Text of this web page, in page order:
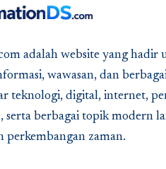
adalah website yang hadir
wawasan, dan
teknologi, digital, internet,
serta berbagai topik modern
perkembangan zaman.